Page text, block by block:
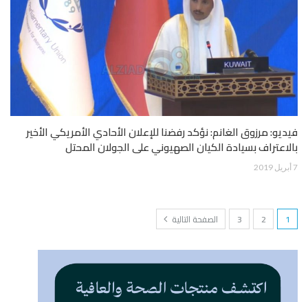
فيديو: مرزوق الغانم: نؤكد رفضنا للإعلان الأحادي الأمريكي الأخير
بالاعتراف بسيادة الكيان الصهيوني على الجولان المحتل
7 أبريل 2019
1
2
3 الصفحة التالية